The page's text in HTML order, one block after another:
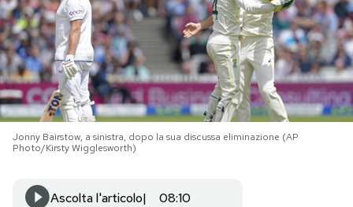
NEWSLETTER
I MIEI PREFERITI
SHOP
Jonny Bairstow, a sinistra, dopo la sua discussa eliminazione (AP
Photo/Kirsty Wigglesworth)
Ascolta l'articolo 08:10